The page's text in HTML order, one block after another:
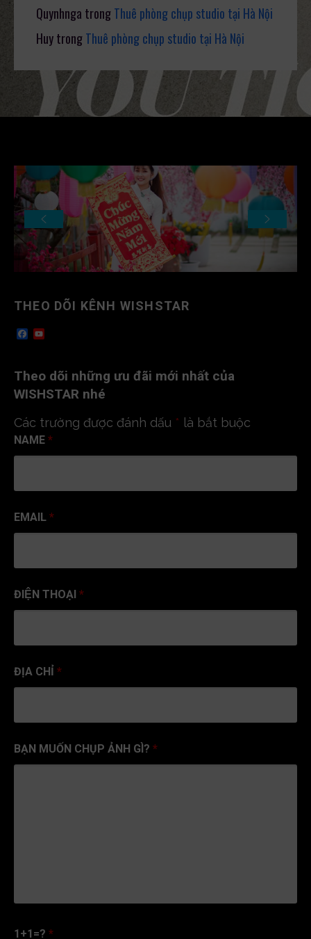
Quynhnga trongThuê phòng chụp studio tại Hà Nội
HuytrongThuê phòng chụp studio tại Hà Nội
THEO DÕI KÊNH WISHSTAR
F
b
o
o
u
b
e
h
a
n
n
Theo dõi những ưu đãi mới nhất của
WISHSTAR nhé
Các trường được đánh dấu * là bắt buộc
NAME *
EMAIL *
ĐIỆN THOẠI *
ĐỊA CHỈ *
BẠN MUỐN CHỤP ẢNH GÌ? *
1+1=? *